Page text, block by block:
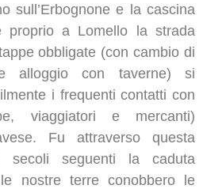
sull’Erbognone e la cascina
proprio a Lomello la strada
obbligate (con cambio di
alloggio con taverne) si
i frequenti contatti con
viaggiatori e mercanti)
Fu attraverso questa
seguenti la caduta
le nostre terre conobbero le